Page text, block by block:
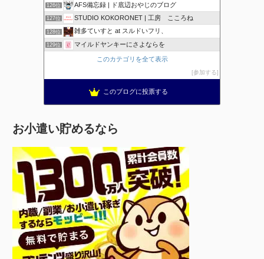
126位 AFS備忘録 | ド底辺おやじのブログ
127位 STUDIO KOKORONET | 工房 こころね
128位 雑多ていすと at スルドいフリ、
129位 マイルドヤンキーにさよならを
このカテゴリを全て表示
参加する
このブログに投票する
お小遣い貯めるなら